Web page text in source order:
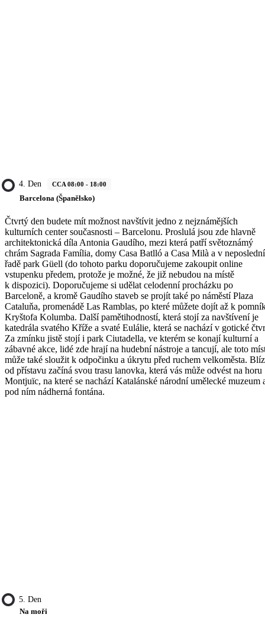
4. Den CCA 08:00 - 18:00
Barcelona (Španělsko)
Čtvrtý den budete mít možnost navštívit jedno z nejznámějších
kulturních center současnosti – Barcelonu. Proslulá jsou zde hlavně
architektonická díla Antonia Gaudího, mezi která patří světoznámý
chrám Sagrada Família, domy Casa Batlló a Casa Milà a v neposlední
řadě park Güell (do tohoto parku doporučujeme zakoupit online
vstupenku předem, protože je možné, že již nebudou na místě
k dispozici). Doporučujeme si udělat celodenní procházku po
Barceloně, a kromě Gaudího staveb se projít také po náměstí Plaza
Cataluňa, promenádě Las Ramblas, po které můžete dojít až k
Kryštofa Kolumba. Další pamětihodností, která stojí za navštívení je
katedrála svatého Kříže a svaté Eulálie, která se nachází v gotické
Za zmínku jistě stojí i park Ciutadella, ve kterém se konají kulturní a
zábavné akce, lidé zde hrají na hudební nástroje a tancují, ale toto
může také sloužit k odpočinku a úkrytu před ruchem velkoměsta.
od přístavu začíná svou trasu lanovka, která vás může odvést na horu
Montjuïc, na které se nachází Katalánské národní umělecké muzeum
pod ním nádherná fontána.
5. Den
Na moři